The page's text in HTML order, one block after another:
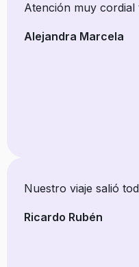
Atención muy cordial
Alejandra Marcela
Nuestro viaje salió
Ricardo Rubén